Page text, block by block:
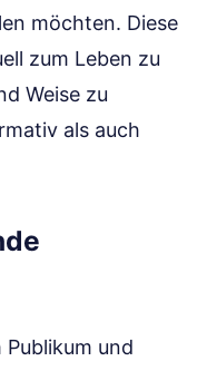
möchten. Diese
zum Leben zu
Weise zu
als auch
und